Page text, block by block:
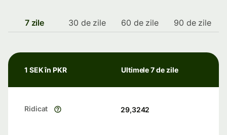
7 zile 30 de zile 60 de zile 90 de zile
1 SEK în PKR Ultimele 7 de zile
Ridicat 29,3242